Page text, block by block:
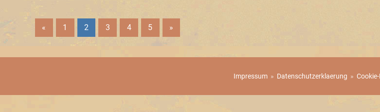
Seitennummerierung
« Vorherige
Beiträge
1 2 3 4 5
Nächste
Beiträge
»
Impressum» Datenschutzerklaerung »